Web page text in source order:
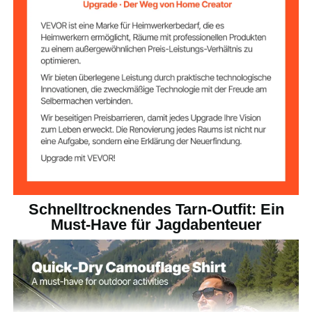
Nettogewicht 0,77 lbs / 0,35 kg
Schnelltrocknendes Tarn-Outfit: Ein
Must-Have für Jagdabenteuer